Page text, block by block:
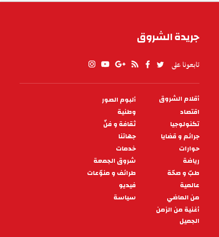
جريدة الشروق
تابعونا على
PIED
DE
PAGE
أقلام الشروق
ألبوم الصور
اقتصاد
وطنية
تكنولوجيا
ثقافة و فنّ
جرائم و قضايا
جهاتنا
حوارات
خدمات
رياضة
شروق الجمعة
طبّ و صحّة
طرائف و منوّعات
عالمية
فيديو
من الماضي
سياسة
أغنية من الزمن
الجميل